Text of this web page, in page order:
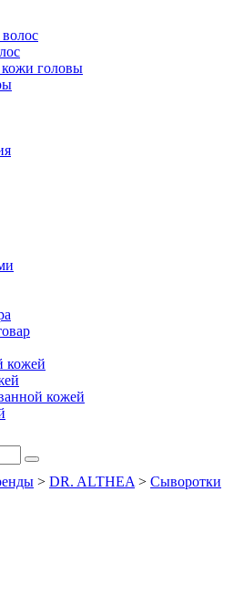
кожи головы
кожей
кожей
> DR. ALTHEA > Сыворотки